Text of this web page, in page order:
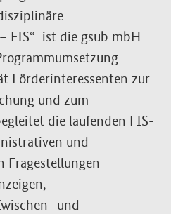
FIS“ ist die gsub mbH
Förderinteressenten zur
und zum
die laufenden FIS-
und
Fragestellungen
und